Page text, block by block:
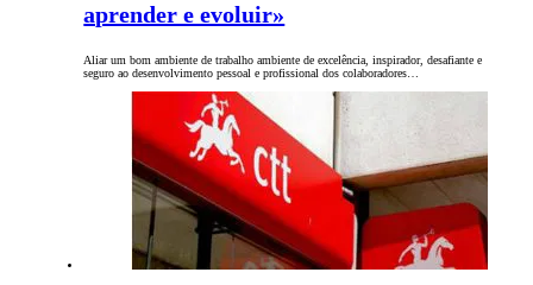
aprender e evoluir»
Aliar um bom ambiente de trabalho ambiente de excelência, inspirador, desafiante e
seguro ao desenvolvimento pessoal e profissional dos colaboradores…